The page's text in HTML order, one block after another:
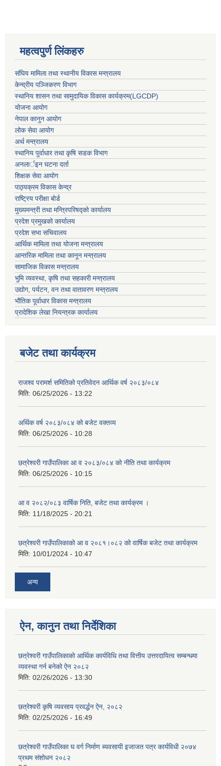
महत्वपुर्ण लिंकहरु
संघिय मामिला तथा स्थानीय विकास मन्त्रालय
केन्द्रीय पञ्जिकरण विभाग
स्थानिय शासन तथा सामुदायिक विकास कार्यक्रम(LGCDP)
योजना आयोग
नेपाल कानुन आयोग
लोक सेवा आयोग
अर्थ मन्त्रालय
स्थानिय पुर्वाधार तथा कृषि सडक विभाग
अनलार्इन घटना दर्ता
शिक्षक सेवा आयोग
पाठ्यक्रम विकास केन्द्र
राष्ट्रिय परीक्षा बोर्ड
मुख्यमन्त्री तथा मन्त्रिपरिषद्को कार्यालय
प्रदेश प्रमुखको कार्यालय
प्रदेश सभा सचिवालय
आर्थिक मामिला तथा योजना मन्त्रालय
आन्तरिक मामिला तथा कानून मन्त्रालय
सामाजिक विकास मन्त्रालय
भुमि व्यवस्था, कृषि तथा सहकारी मन्त्रालय
उद्योग, पर्यटन, वन तथा वातावरण मन्त्रालय
भौतिक पूर्वाधार विकास मन्त्रालय
प्रादेशिक लेखा नियन्त्रक कार्यालय
बजेट तथा कार्यक्रम
राजश्व परामर्श समितिको प्रतिवेदन आर्थिक वर्ष २०८३/०८४
मिति: 06/25/2026 - 13:22
अर्थिक वर्ष २०८३/०८४ को बजेट वक्तव्य
मिति: 06/25/2026 - 10:28
छत्रेश्वरी गाउँपालिका आ व २०८३/०८४ को नीति तथा कार्यक्रम
मिति: 06/25/2026 - 10:15
आ व २०८२/०८३ वार्षिक निति, बजेट तथा कार्यक्रम ।
मिति: 11/18/2025 - 20:21
छत्रेश्वरी गाउँपालिकाको आ व २०८१।०८२ को वार्षिक बजेट तथा कार्यक्रम
मिति: 10/01/2024 - 10:47
अन्य
ऐन, कानुन तथा निर्देशिका
छत्रेश्वरी गाउँपालिकाको आर्थिक कार्यविधि तथा वित्तीय उत्तरदायित्व सम्बन्धमा
व्यवस्था गर्न बनेको ऐन २०८२
मिति: 02/26/2026 - 13:30
छत्रेश्‍वरी कृषि व्यवसाय प्रवर्द्धन ऐन, २०८२
मिति: 02/25/2026 - 16:49
छत्रेश्वरी गाउँपालिका घ वर्ग निर्माण ब्यवसायी इजाजत पत्र कार्यविधी २०७४
प्रथम संशोधन २०८२